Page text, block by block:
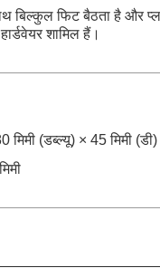
फिट बैठता है और
शामिल हैं।
मिमी (डब्ल्यू) × 45 मिमी (डी)